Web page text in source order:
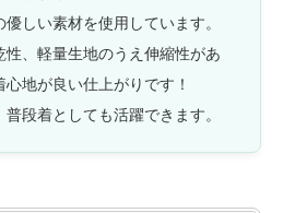
しい素材を使用しています。
性、軽量生地のうえ伸縮性があ
地が良い仕上がりです！
段着としても活躍できます。